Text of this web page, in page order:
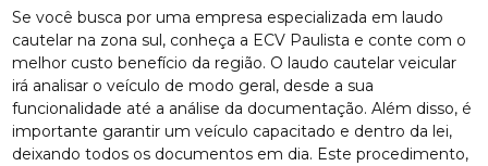
Se você busca por uma empresa especializada em laudo
cautelar na zona sul, conheça a ECV Paulista e conte com o
melhor custo benefício da região. O laudo cautelar veicular
irá analisar o veículo de modo geral, desde a sua
funcionalidade até a análise da documentação. Além disso, é
importante garantir um veículo capacitado e dentro da lei,
deixando todos os documentos em dia. Este procedimento,